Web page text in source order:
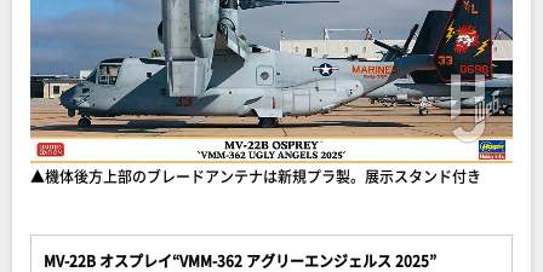
▲機体後方上部のブレードアンテナは新規プラ製。展示スタンド付き
MV-22B オスプレイ“VMM-362 アグリーエンジェルス 2025”